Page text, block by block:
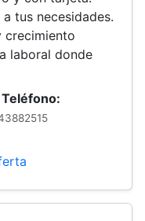
tus necesidades.
crecimiento
laboral donde
Teléfono: